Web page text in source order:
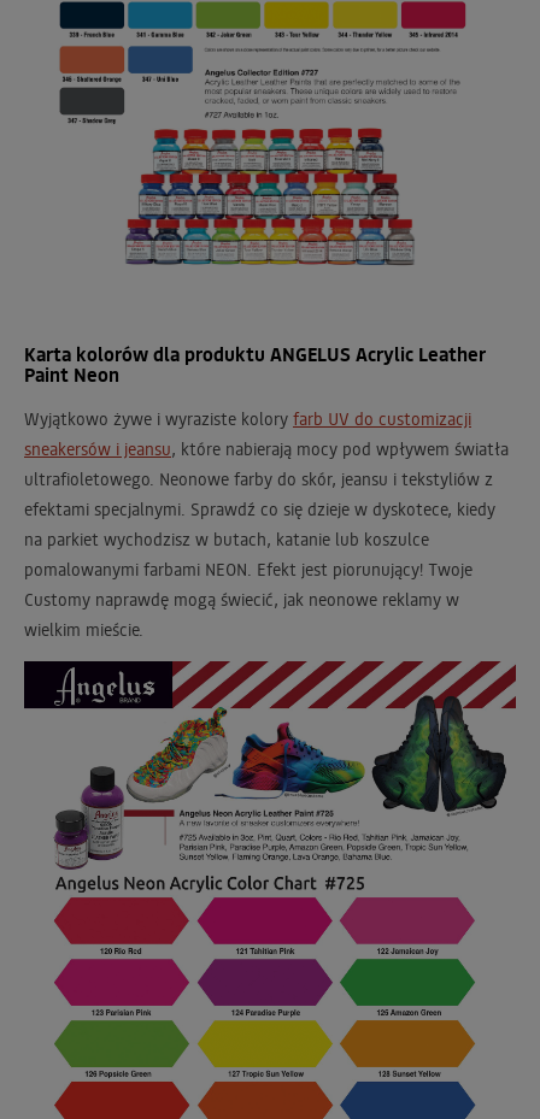
Karta kolorów dla produktu ANGELUS Acrylic Leather
Paint Neon
Wyjątkowo żywe i wyraziste kolory farb UV do customizacji
sneakersów i jeansu, które nabierają mocy pod wpływem światła
ultrafioletowego. Neonowe farby do skór, jeansu i tekstyliów z
efektami specjalnymi. Sprawdź co się dzieje w dyskotece, kiedy
na parkiet wychodzisz w butach, katanie lub koszulce
pomalowanymi farbami NEON. Efekt jest piorunujący! Twoje
Customy naprawdę mogą świecić, jak neonowe reklamy w
wielkim mieście.